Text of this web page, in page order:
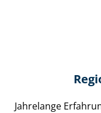
Jahrelange